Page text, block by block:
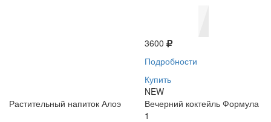
3600
Подробности
Купить
NEW
Растительный напиток Алоэ
Вечерний коктейль Формула
1